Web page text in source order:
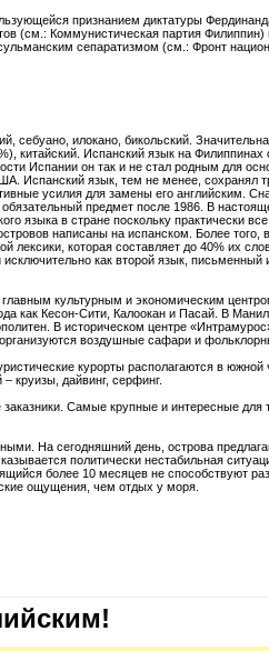
признанием диктатуры
(см.: Коммунистическая партия Филиппин)
сепаратизмом (см.: Фронт
себуано, илокано, бикольский.
китайский. Испанский язык на
Испании он так и не стал родным для
Испанский язык, тем не менее, сохранял
усилия для замены его английским.
предмет после 1986. В
языка в стране поскольку практически все
написаны на испанском. Более того,
которая составляет до 40% их
как второй язык,
культурным и экономическим
как Кесон-Сити, Калоокан и Пасай. В
В историческом центре
воздушные сафари и
курорты располагаются в южной
круизы, дайвинг, серфинг.
Самые крупные и интересные для
На сегодняшний день, острова
политически нестабильная
более 10 месяцев не способствуют
ощущения, чем отдых у моря.